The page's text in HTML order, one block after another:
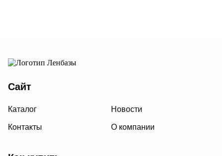
Сайт
Каталог Новости
Контакты О компании